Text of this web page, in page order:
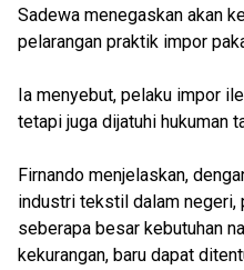
Sadewa menegaskan akan
pelarangan praktik impor
Ia menyebut, pelaku impor
tetapi juga dijatuhi hukuman
Firnando menjelaskan,
industri tekstil dalam negeri,
seberapa besar kebutuhan
kekurangan, baru dapat